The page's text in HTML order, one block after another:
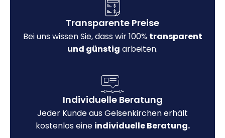
Transparente Preise
Bei uns wissen Sie, dass wir 100% transparent
und günstig arbeiten.
Individuelle Beratung
Jeder Kunde aus Gelsenkirchen erhält
kostenlos eine individuelle Beratung.